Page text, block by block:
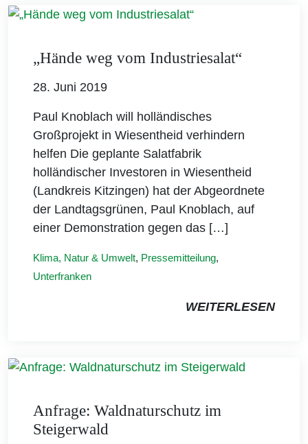
„Hände weg vom Industriesalat“
28. Juni 2019
Paul Knoblach will holländisches
Großprojekt in Wiesentheid verhindern
helfen Die geplante Salatfabrik
holländischer Investoren in Wiesentheid
(Landkreis Kitzingen) hat der Abgeordnete
der Landtagsgrünen, Paul Knoblach, auf
einer Demonstration gegen das […]
Klima, Natur & Umwelt, Pressemitteilung,
Unterfranken
WEITERLESEN
Anfrage: Waldnaturschutz im
Steigerwald